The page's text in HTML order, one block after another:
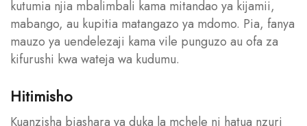
kutumia njia mbalimbali kama mitandao ya kijamii,
mabango, au kupitia matangazo ya mdomo. Pia, fanya
mauzo ya uendelezaji kama vile punguzo au ofa za
kifurushi kwa wateja wa kudumu.
Hitimisho
Kuanzisha biashara ya duka la mchele ni hatua nzuri